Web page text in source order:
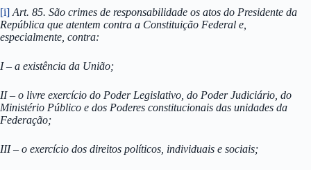
[i] Art. 85. São crimes de responsabilidade os atos do Presidente da
República que atentem contra a Constituição Federal e,
especialmente, contra:
I – a existência da União;
II – o livre exercício do Poder Legislativo, do Poder Judiciário, do
Ministério Público e dos Poderes constitucionais das unidades da
Federação;
III – o exercício dos direitos políticos, individuais e sociais;